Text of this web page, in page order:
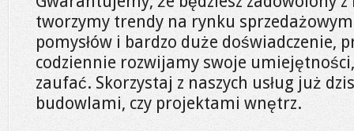
tworzymy trendy na rynku
pomysłów i bardzo duże doświadczenie,
codziennie rozwijamy swoje
zaufać. Skorzystaj z naszych usług już
budowlami, czy projektami wnętrz.